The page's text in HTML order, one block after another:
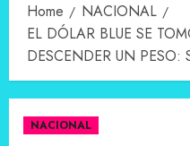
Home
NACIONAL
EL DÓLAR BLUE SE
DESCENDER UN
NACIONAL